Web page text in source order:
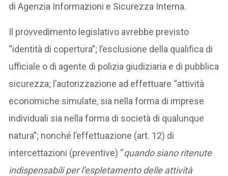
di Agenzia Informazioni e Sicurezza Interna.
Il provvedimento legislativo avrebbe previsto
“identità di copertura”; l’esclusione della qualifica di
ufficiale o di agente di polizia giudiziaria e di pubblica
sicurezza; l’autorizzazione ad effettuare “attività
economiche simulate, sia nella forma di imprese
individuali sia nella forma di società di qualunque
natura”; nonché l’effettuazione (art. 12) di
intercettazioni (preventive) “quando siano ritenute
indispensabili per l’espletamento delle attività